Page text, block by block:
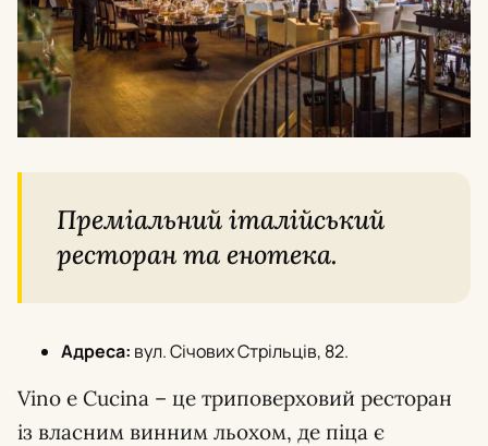
Преміальний італійський
ресторан та енотека.
Адреса: вул. Січових Стрільців, 82.
Vino e Cucina – це триповерховий ресторан
із власним винним льохом, де піца є